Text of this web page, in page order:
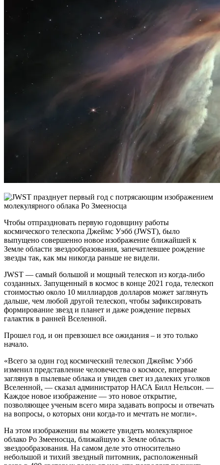
Чтобы отпраздновать первую годовщину работы
космического телескопа Джеймс Уэбб (JWST), было
выпущено совершенно новое изображение ближайшей к
Земле области звездообразования, запечатлевшее рождение
звезды так, как мы никогда раньше не видели.
JWST — самый большой и мощный телескоп из когда-либо
созданных. Запущенный в космос в конце 2021 года, телескоп
стоимостью около 10 миллиардов долларов может заглянуть
дальше, чем любой другой телескоп, чтобы зафиксировать
формирование звезд и планет и даже рождение первых
галактик в ранней Вселенной.
Прошел год, и он превзошел все ожидания – и это только
начало.
«Всего за один год космический телескоп Джеймс Уэбб
изменил представление человечества о космосе, впервые
заглянув в пылевые облака и увидев свет из далеких уголков
Вселенной, — сказал администратор НАСА Билл Нельсон. —
Каждое новое изображение — это новое открытие,
позволяющее ученым всего мира задавать вопросы и отвечать
на вопросы, о которых они когда-то и мечтать не могли».
На этом изображении вы можете увидеть молекулярное
облако Ро Змееносца, ближайшую к Земле область
звездообразования. На самом деле это относительно
небольшой и тихий звездный питомник, расположенный